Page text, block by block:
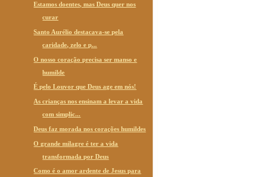
Estamos doentes, mas Deus quer nos
curar
Santo Aurélio destacava-se pela
caridade, zelo e p...
O nosso coração precisa ser manso e
humilde
É pelo Louvor que Deus age em nós!
As crianças nos ensinam a levar a vida
com simplic...
Deus faz morada nos corações humildes
O grande milagre é ter a vida
transformada por Deus
Como é o amor ardente de Jesus para